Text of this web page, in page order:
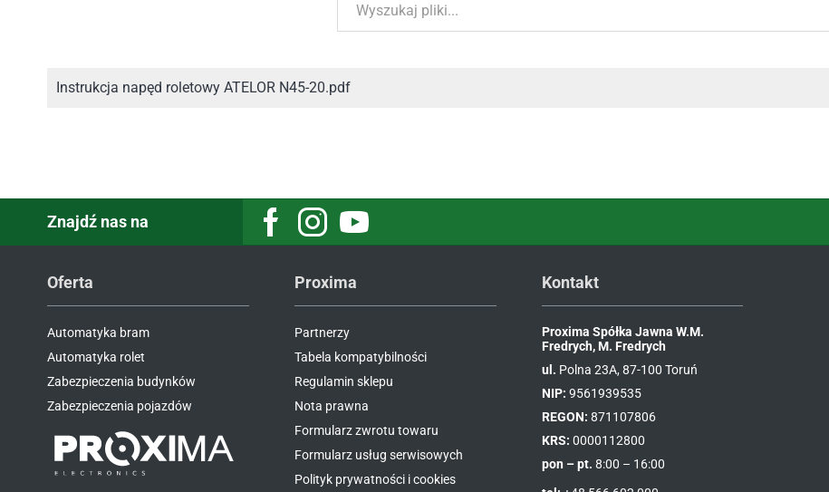
Instrukcja napęd roletowy ATELOR N45-20.pdf
Znajdź nas na FacebookInstagramYoutube
Oferta
Automatyka bram
Automatyka rolet
Zabezpieczenia budynków
Zabezpieczenia pojazdów
Proxima
Partnerzy
Tabela kompatybilności
Regulamin sklepu
Nota prawna
Formularz zwrotu towaru
Formularz usług serwisowych
Polityk prywatności i cookies
Kontakt
Proxima Spółka Jawna W.M.
Fredrych, M. Fredrych
ul. Polna 23A, 87-100 Toruń
NIP: 9561939535
REGON: 871107806
KRS: 0000112800
pon – pt. 8:00 – 16:00